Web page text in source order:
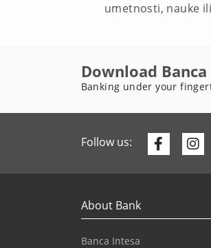
umetnosti, nauke
Download
Banking under your
Follow us:
About Bank
Banca Intesa